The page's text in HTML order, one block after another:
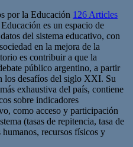
por la Educación 126 Articles
es un espacio de
del sistema educativo, con
en la mejora de la
es contribuir a que la
público argentino, a partir
los desafíos del siglo XXI. Su
exhaustiva del país, contiene
sobre indicadores
como acceso y participación
(tasas de repitencia, tasa de
recursos físicos y